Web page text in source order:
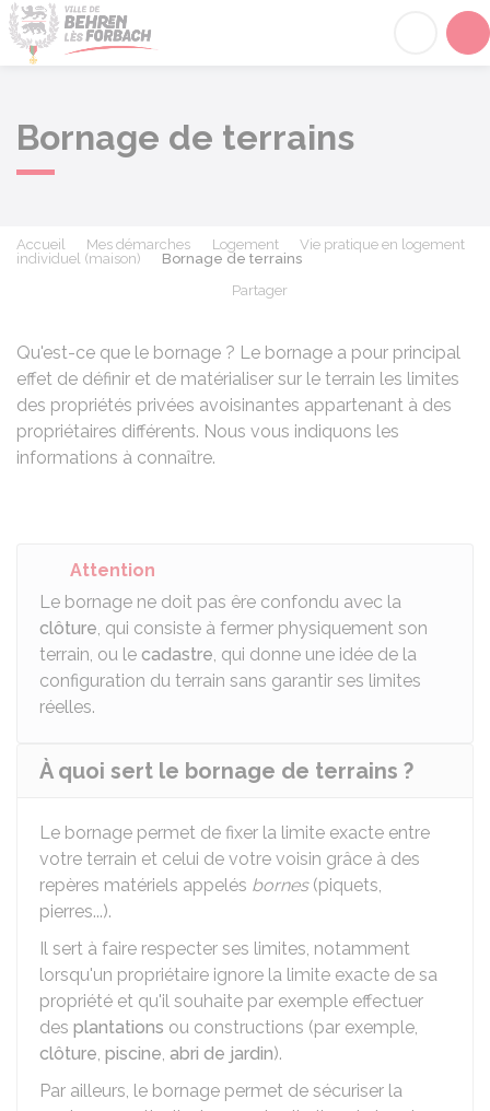
Bornage de terrains
Accueil Mes démarches Logement
Vie pratique en logement
individuel (maison)
Bornage de terrains
Partager
Qu'est-ce que le bornage ? Le bornage a pour principal
effet de définir et de matérialiser sur le terrain les limites
des propriétés privées avoisinantes appartenant à des
propriétaires différents. Nous vous indiquons les
informations à connaître.
Attention
Le bornage ne doit pas êre confondu avec la
clôture, qui consiste à fermer physiquement son
terrain, ou le cadastre, qui donne une idée de la
configuration du terrain sans garantir ses limites
réelles.
À quoi sert le bornage de terrains ?
Le bornage permet de fixer la limite exacte entre
votre terrain et celui de votre voisin grâce à des
repères matériels appelés bornes(piquets,
pierres...).
Il sert à faire respecter ses limites, notamment
lorsqu'un propriétaire ignore la limite exacte de sa
propriété et qu'il souhaite par exemple effectuer
des plantations ou constructions (par exemple,
clôture, piscine, abri de jardin).
Par ailleurs, le bornage permet de sécuriser la